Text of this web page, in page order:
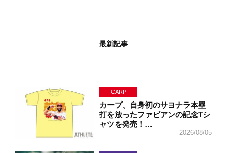
最新記事
CARP
カープ、自身初のサヨナラ本塁
打を放ったファビアンの記念Tシ
ャツを発売！…
2026/08/05